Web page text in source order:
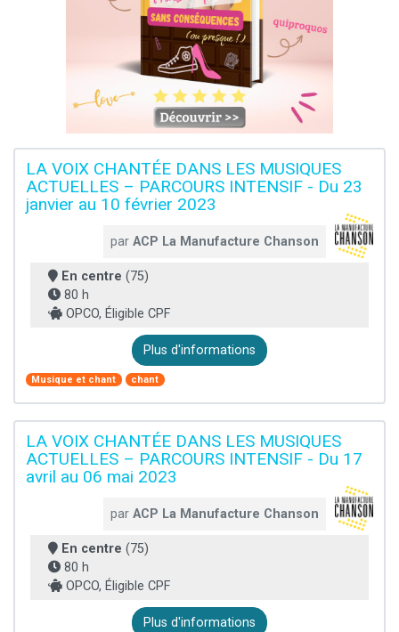
LA VOIX CHANTÉE DANS LES MUSIQUES
ACTUELLES – PARCOURS INTENSIF - Du 23
janvier au 10 février 2023
parACP La Manufacture Chanson
En centre (75)
80 h
OPCO, Éligible CPF
Plus d'informations
Musique et chant chant
LA VOIX CHANTÉE DANS LES MUSIQUES
ACTUELLES – PARCOURS INTENSIF - Du 17
avril au 06 mai 2023
parACP La Manufacture Chanson
En centre (75)
80 h
OPCO, Éligible CPF
Plus d'informations